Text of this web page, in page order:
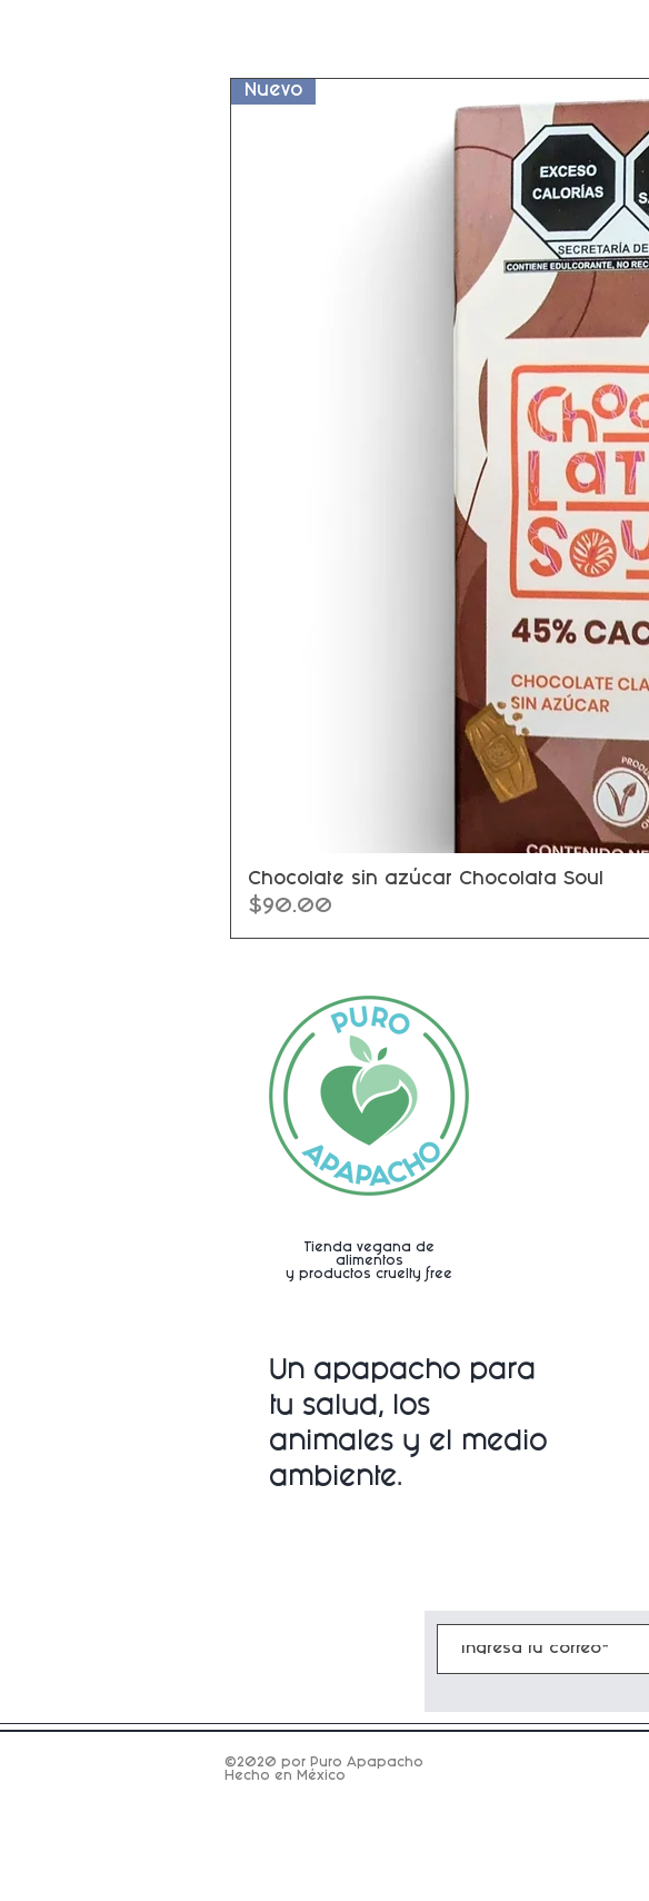
Nuevo
Chocolate sin azúcar Chocolata Soul
Precio
$90.00
Tienda vegana de
alimentos
y productos cruelty free
Un apapacho para
tu salud, los
animales y el medio
ambiente.
©2020 por Puro Apapacho
Hecho en México